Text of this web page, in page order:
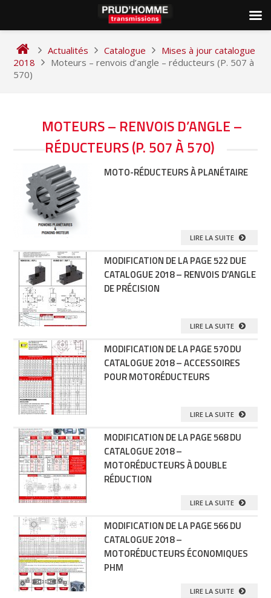
content
Actualités Catalogue
Mises à jour catalogue
2018
Moteurs – renvois d’angle – réducteurs (P. 507 à
570)
MOTEURS – RENVOIS D’ANGLE –
RÉDUCTEURS (P. 507 À 570)
MOTO-RÉDUCTEURS À PLANÉTAIRE
LIRE LA SUITE
MODIFICATION DE LA PAGE 522 DUE
CATALOGUE 2018 – RENVOIS D’ANGLE
DE PRÉCISION
LIRE LA SUITE
MODIFICATION DE LA PAGE 570 DU
CATALOGUE 2018 – ACCESSOIRES
POUR MOTORÉDUCTEURS
LIRE LA SUITE
MODIFICATION DE LA PAGE 568 DU
CATALOGUE 2018 –
MOTORÉDUCTEURS À DOUBLE
RÉDUCTION
LIRE LA SUITE
MODIFICATION DE LA PAGE 566 DU
CATALOGUE 2018 –
MOTORÉDUCTEURS ÉCONOMIQUES
PHM
LIRE LA SUITE